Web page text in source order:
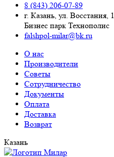
8 (843) 206-07-89
г. Казань, ул. Восстания,
Бизнес парк Технополис
falshpol-milar@bk.ru
О нас
Производители
Советы
Сотрудничество
Документы
Оплата
Доставка
Возврат
Казань